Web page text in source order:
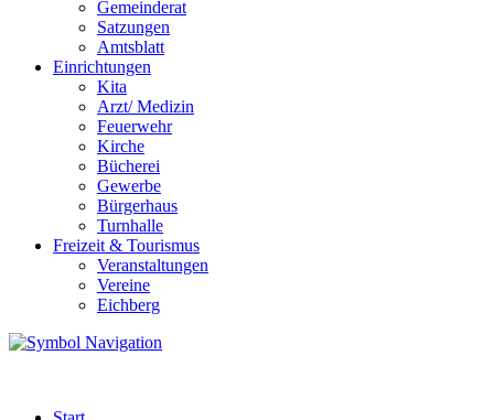
Gemeinderat
Satzungen
Amtsblatt
Einrichtungen
Kita
Arzt/ Medizin
Feuerwehr
Kirche
Bücherei
Gewerbe
Bürgerhaus
Turnhalle
Freizeit & Tourismus
Veranstaltungen
Vereine
Eichberg